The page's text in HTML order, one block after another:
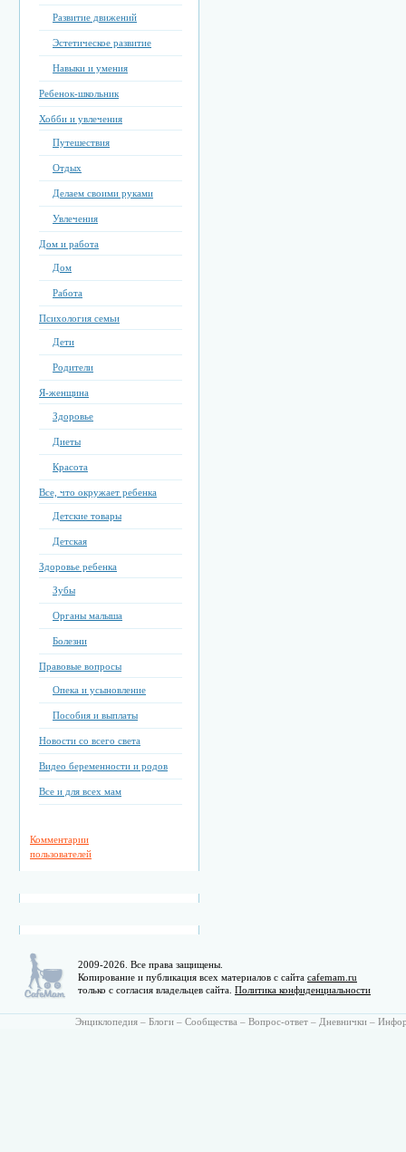
Развитие движений
Эстетическое развитие
Навыки и умения
Ребенок-школьник
Хобби и увлечения
Путешествия
Отдых
Делаем своими руками
Увлечения
Дом и работа
Дом
Работа
Психология семьи
Дети
Родители
Я-женщина
Здоровье
Диеты
Красота
Все, что окружает ребенка
Детские товары
Детская
Здоровье ребенка
Зубы
Органы малыша
Болезни
Правовые вопросы
Опека и усыновление
Пособия и выплаты
Новости со всего света
Видео беременности и родов
Все и для всех мам
Комментарии
пользователей
2009-2026. Все права защищены.
Копирование и публикация всех материалов с сайта cafemam.ru
только с согласия владельцев сайта. Политика конфиденциальности
Энциклопедия – Блоги – Сообщества – Вопрос-ответ – Дневнички –